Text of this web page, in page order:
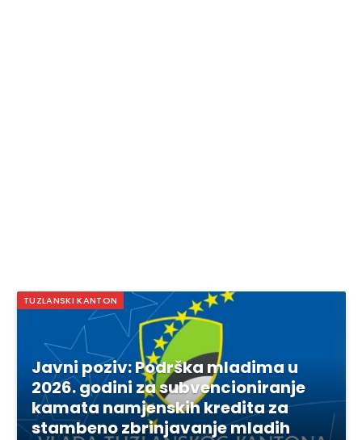
TUZLANSKI KANTON
Javni poziv: Podrška mladima u
2026. godini za subvencioniranje
kamata namjenskih kredita za
stambeno zbrinjavanje mladih